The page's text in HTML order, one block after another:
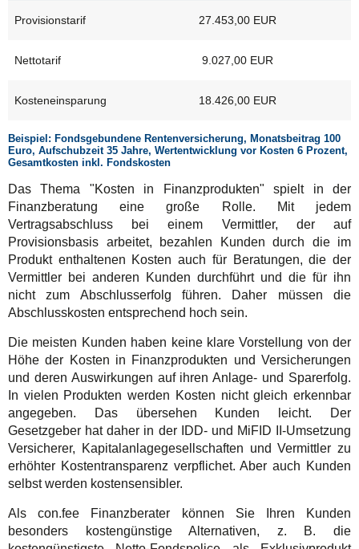
Provisionstarif 27.453,00 EUR
Nettotarif 9.027,00 EUR
Kosteneinsparung 18.426,00 EUR
Beispiel: Fondsgebundene Rentenversicherung, Monatsbeitrag 100
Euro, Aufschubzeit 35 Jahre, Wertentwicklung vor Kosten 6 Prozent,
Gesamtkosten inkl. Fondskosten
Das Thema "Kosten in Finanzprodukten" spielt in der
Finanzberatung eine große Rolle. Mit jedem
Vertragsabschluss bei einem Vermittler, der auf
Provisionsbasis arbeitet, bezahlen Kunden durch die im
Produkt enthaltenen Kosten auch für Beratungen, die der
Vermittler bei anderen Kunden durchführt und die für ihn
nicht zum Abschlusserfolg führen. Daher müssen die
Abschlusskosten entsprechend hoch sein.
Die meisten Kunden haben keine klare Vorstellung von der
Höhe der Kosten in Finanzprodukten und Versicherungen
und deren Auswirkungen auf ihren Anlage- und Sparerfolg.
In vielen Produkten werden Kosten nicht gleich erkennbar
angegeben. Das übersehen Kunden leicht. Der
Gesetzgeber hat daher in der IDD- und MiFID II-Umsetzung
Versicherer, Kapitalanlagegesellschaften und Vermittler zu
erhöhter Kostentransparenz verpflichet. Aber auch Kunden
selbst werden kostensensibler.
Als con.fee Finanzberater können Sie Ihren Kunden
besonders kostengünstige Alternativen, z. B. die